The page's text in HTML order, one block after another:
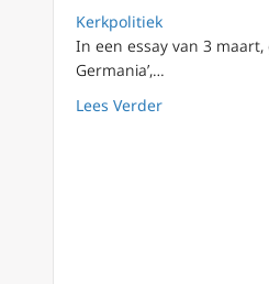
Kerkpolitiek
In een essay van 3 maart,
Germania’,…
Lees Verderabout